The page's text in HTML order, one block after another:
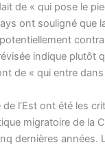
de « qui pose le
ont souligné que
indique plutôt
de « qui entre dans
de l’Est ont été les
migratoire de la
dernières années.